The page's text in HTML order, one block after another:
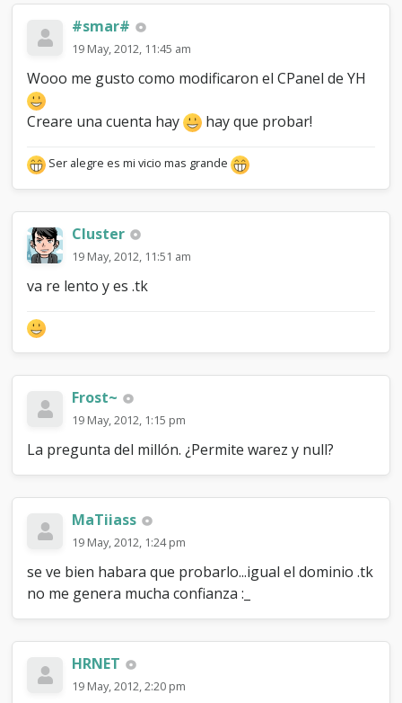
#smar#
19 May, 2012, 11:45 am
Wooo me gusto como modificaron el CPanel de YH
Creare una cuenta hay hay que probar!
Ser alegre es mi vicio mas grande
Cluster
19 May, 2012, 11:51 am
va re lento y es .tk
Frost~
19 May, 2012, 1:15 pm
La pregunta del millón. ¿Permite warez y null?
MaTiiass
19 May, 2012, 1:24 pm
se ve bien habara que probarlo...igual el dominio .tk
no me genera mucha confianza :_
HRNET
19 May, 2012, 2:20 pm